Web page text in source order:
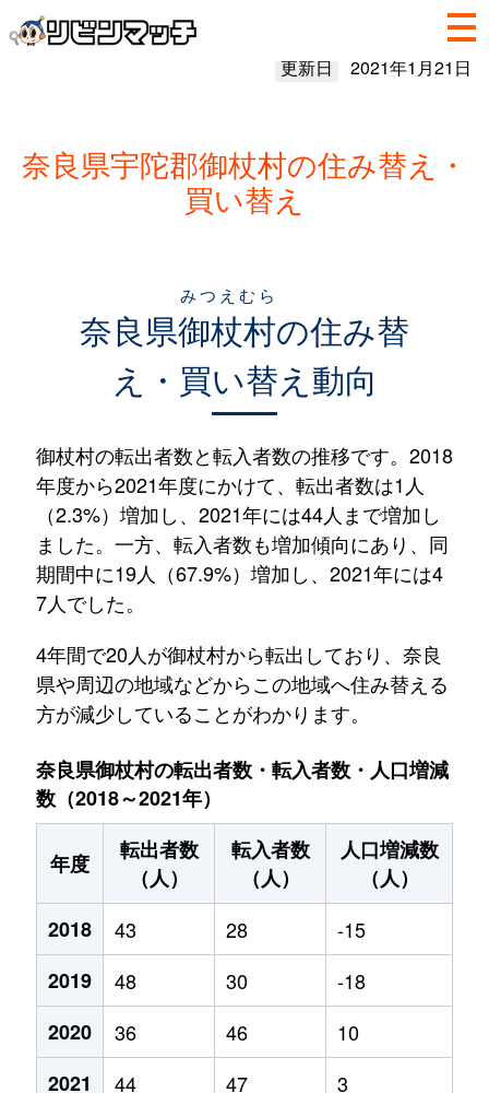
更新日 2021年1月21日
奈良県宇陀郡御杖村の住み替え・
買い替え
奈良県御杖村
みつえむら
の住み替
え・買い替え動向
御杖村の転出者数と転入者数の推移です。2018
年度から2021年度にかけて、転出者数は1人
（2.3%）増加し、2021年には44人まで増加し
ました。一方、転入者数も増加傾向にあり、同
期間中に19人（67.9%）増加し、2021年には4
7人でした。
4年間で20人が御杖村から転出しており、奈良
県や周辺の地域などからこの地域へ住み替える
方が減少していることがわかります。
奈良県御杖村の転出者数・転入者数・人口増減
数（2018～2021年）
年度
転出者数
（人）
転入者数
（人）
人口増減数
（人）
2018
43 28
-15
2019
48 30
-18
2020
36 46
10
2021
44 47 3